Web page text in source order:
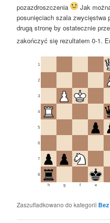
pozazdroszczenia
Jak
posunięciach szala zwycięstwa
drugą stronę by ostatecznie
zakończyć się rezultatem 0-1.
1
2
3
4
5
6
7
8
e
f
g
h
Zaszufladkowano do kategorii